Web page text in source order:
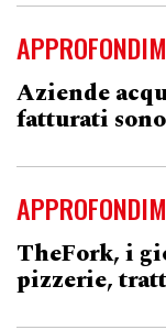
Aziende
fatturati
TheFork, i
pizzerie,